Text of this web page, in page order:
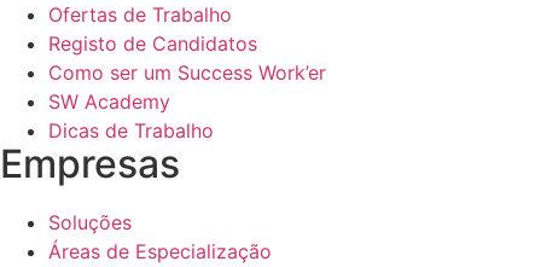
Ofertas de Trabalho
Registo de Candidatos
Como ser um Success Work’er
SW Academy
Dicas de Trabalho
Empresas
Soluções
Áreas de Especialização